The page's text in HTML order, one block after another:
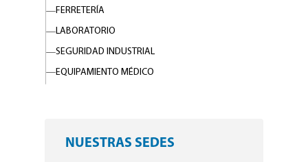
FERRETERÍA
LABORATORIO
SEGURIDAD INDUSTRIAL
EQUIPAMIENTO MÉDICO
NUESTRAS SEDES